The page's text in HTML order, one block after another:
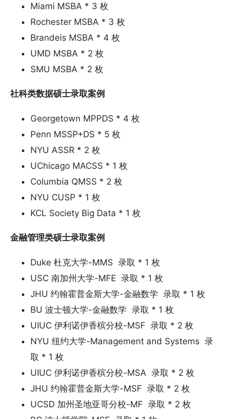
Miami MSBA * 3 枚
Rochester MSBA * 3 枚
Brandeis MSBA * 4 枚
UMD MSBA * 2 枚
SMU MSBA * 2 枚
社科类数据硕士录取案例
Georgetown MPPDS * 4 枚
Penn MSSP+DS * 5 枚
NYU ASSR * 2 枚
UChicago MACSS * 1 枚
Columbia QMSS * 2 枚
NYU CUSP * 1 枚
KCL Society Big Data * 1 枚
金融管理类硕士录取案例
Duke 杜克大学-MMS 录取 * 1 枚
USC 南加州大学-MFE 录取 * 1 枚
JHU 约翰霍普金斯大学-金融数学 录取 * 1 枚
BU 波士顿大学-金融数学 录取 * 1 枚
UIUC 伊利诺伊香槟分校-MSF 录取 * 2 枚
NYU 纽约大学-Management and Systems 录
取 * 1 枚
UIUC 伊利诺伊香槟分校-MSA 录取 * 2 枚
JHU 约翰霍普金斯大学-MSF 录取 * 2 枚
UCSD 加州圣地亚哥分校-MF 录取 * 2 枚